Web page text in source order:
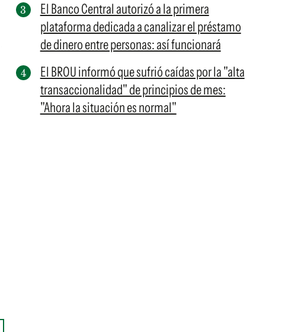
El Banco Central autorizó a la primera
plataforma dedicada a canalizar el préstamo
de dinero entre personas: así funcionará
El BROU informó que sufrió caídas por la "alta
transaccionalidad" de principios de mes:
"Ahora la situación es normal"